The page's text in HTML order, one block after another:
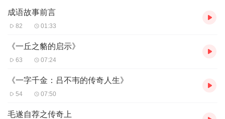
成语故事前言
82 01:33
《一丘之貉的启示》
63 07:24
《一字千金：吕不韦的传奇人生》
54 07:50
毛遂自荐之传奇上